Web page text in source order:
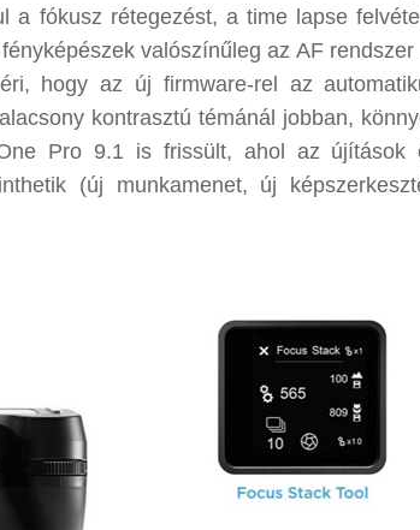
a fókusz rétegezést, a time lapse
valószínűleg az AF rendszer
hogy az új firmware-rel az
kontrasztú témánál jobban,
Pro 9.1 is frissült, ahol az újítások
(új munkamenet, új